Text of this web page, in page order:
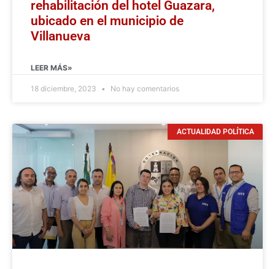
rehabilitación del hotel Guazara,
ubicado en el municipio de
Villanueva
LEER MÁS»
18 diciembre, 2023 No hay comentarios
ACTUALIDAD POLÍTICA